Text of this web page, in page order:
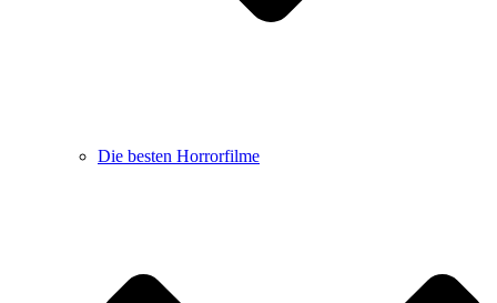
Die besten Horrorfilme